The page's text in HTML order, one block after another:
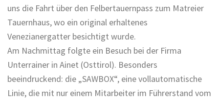
uns die Fahrt über den Felbertauernpass zum Matreier
Tauernhaus, wo ein original erhaltenes
Venezianergatter besichtigt wurde.
Am Nachmittag folgte ein Besuch bei der Firma
Unterrainer in Ainet (Osttirol). Besonders
beeindruckend: die „SAWBOX“, eine vollautomatische
Linie, die mit nur einem Mitarbeiter im Führerstand vom